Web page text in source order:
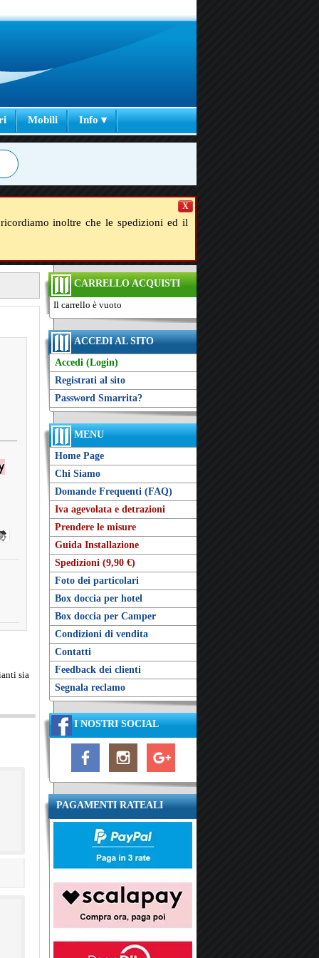
Mobili Info ▾
inoltre che le spedizioni ed il
X
CARRELLO ACQUISTI
Il carrello è vuoto
ACCEDI AL SITO
Accedi (Login)
Registrati al sito
Password Smarrita?
MENU
Home Page
Chi Siamo
Domande Frequenti (FAQ)
Iva agevolata e detrazioni
Prendere le misure
Guida Installazione
Spedizioni (9,90 €)
Foto dei particolari
Box doccia per hotel
Box doccia per Camper
Condizioni di vendita
Contatti
Feedback dei clienti
Segnala reclamo
I NOSTRI SOCIAL
PAGAMENTI RATEALI
sia